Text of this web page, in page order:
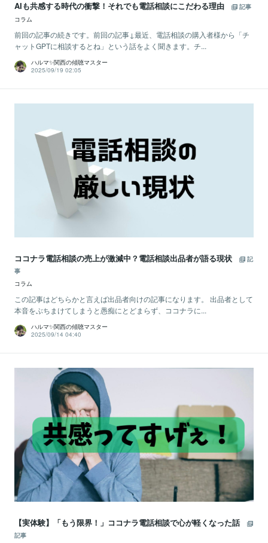
AIも共感する時代の衝撃！それでも電話相談にこだわる理由
記事
コラム
前回の記事の続きです。前回の記事↓最近、電話相談の購入者様から「チ
ャットGPTに相談するとね」という話をよく聞きます。チ...
ハルマ✨関西の傾聴マスター
2025/09/19 02:05
ココナラ電話相談の売上が激減中？電話相談出品者が語る現状
記
事
コラム
この記事はどちらかと言えば出品者向けの記事になります。 出品者として
本音をぶちまけてしまうと愚痴にとどまらず、ココナラに...
ハルマ✨関西の傾聴マスター
2025/09/14 04:40
【実体験】「もう限界！」ココナラ電話相談で心が軽くなった話
記事